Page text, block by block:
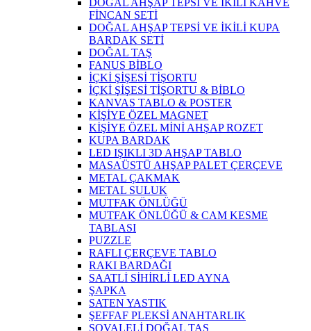
DOĞAL AHŞAP TEPSİ VE İKİLİ KAHVE
FİNCAN SETİ
DOĞAL AHŞAP TEPSİ VE İKİLİ KUPA
BARDAK SETİ
DOĞAL TAŞ
FANUS BİBLO
İÇKİ ŞİŞESİ TİŞORTU
İÇKİ ŞİŞESİ TİŞORTU & BİBLO
KANVAS TABLO & POSTER
KİŞİYE ÖZEL MAGNET
KİŞİYE ÖZEL MİNİ AHŞAP ROZET
KUPA BARDAK
LED IŞIKLI 3D AHŞAP TABLO
MASAÜSTÜ AHŞAP PALET ÇERÇEVE
METAL ÇAKMAK
METAL SULUK
MUTFAK ÖNLÜĞÜ
MUTFAK ÖNLÜĞÜ & CAM KESME
TABLASI
PUZZLE
RAFLI ÇERÇEVE TABLO
RAKI BARDAĞI
SAATLİ SİHİRLİ LED AYNA
ŞAPKA
SATEN YASTIK
ŞEFFAF PLEKSİ ANAHTARLIK
ŞOVALELİ DOĞAL TAŞ